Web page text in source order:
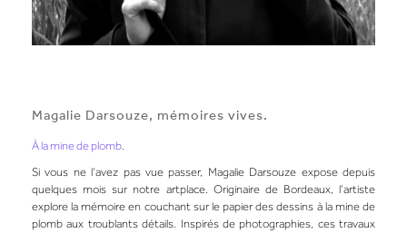
Magalie Darsouze, mémoires vives.
À la mine de plomb.
Si vous ne l’avez pas vue passer, Magalie Darsouze expose depuis
quelques mois sur notre artplace. Originaire de Bordeaux, l’artiste
explore la mémoire en couchant sur le papier des dessins à la mine de
plomb aux troublants détails. Inspirés de photographies, ces travaux